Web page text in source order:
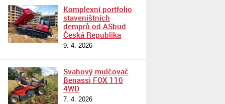
Komplexní portfolio
staveništních
demprů od ASbud
Česká Republika
9. 4. 2026
Svahový mulčovač
Benassi FOX 110
4WD
7. 4. 2026